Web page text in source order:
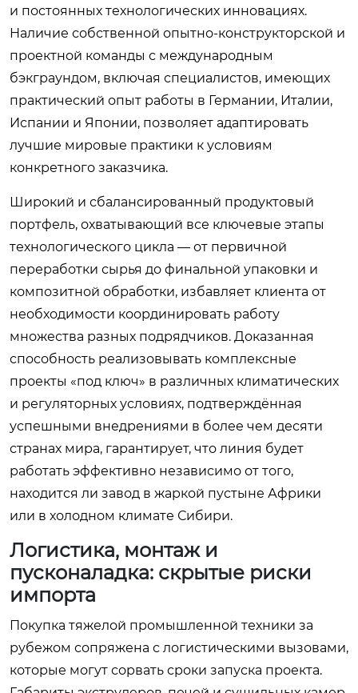
и постоянных технологических инновациях.
Наличие собственной опытно-конструкторской и
проектной команды с международным
бэкграундом, включая специалистов, имеющих
практический опыт работы в Германии, Италии,
Испании и Японии, позволяет адаптировать
лучшие мировые практики к условиям
конкретного заказчика.
Широкий и сбалансированный продуктовый
портфель, охватывающий все ключевые этапы
технологического цикла — от первичной
переработки сырья до финальной упаковки и
композитной обработки, избавляет клиента от
необходимости координировать работу
множества разных подрядчиков. Доказанная
способность реализовывать комплексные
проекты «под ключ» в различных климатических
и регуляторных условиях, подтверждённая
успешными внедрениями в более чем десяти
странах мира, гарантирует, что линия будет
работать эффективно независимо от того,
находится ли завод в жаркой пустыне Африки
или в холодном климате Сибири.
Логистика, монтаж и
пусконаладка: скрытые риски
импорта
Покупка тяжелой промышленной техники за
рубежом сопряжена с логистическими вызовами,
которые могут сорвать сроки запуска проекта.